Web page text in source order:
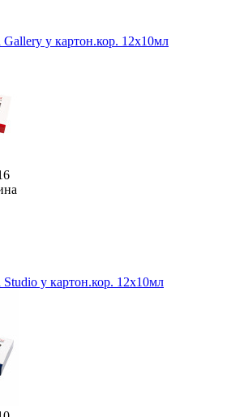
у картон.кор. 12х10мл
у картон.кор. 12х10мл